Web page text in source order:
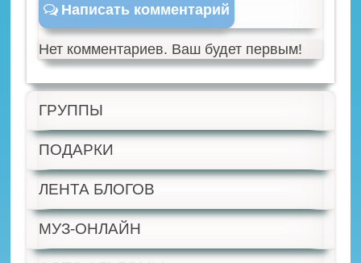
Написать комментарий
Нет комментариев. Ваш будет первым!
ГРУППЫ
ПОДАРКИ
ЛЕНТА БЛОГОВ
МУЗ-ОНЛАЙН